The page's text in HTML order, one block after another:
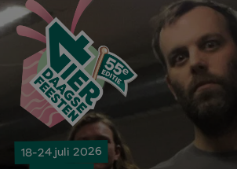
18-24 juli 2026